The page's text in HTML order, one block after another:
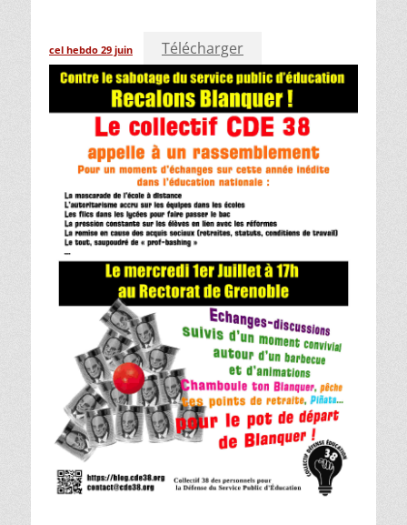
cel hebdo 29 juin Télécharger